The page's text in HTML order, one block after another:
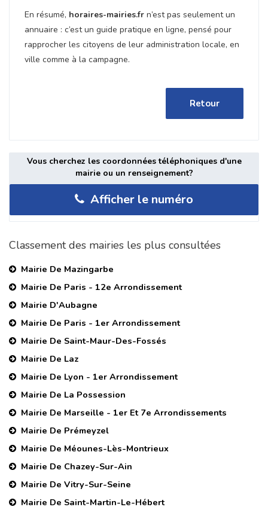
En résumé, horaires-mairies.fr n’est pas seulement un
annuaire : c’est un guide pratique en ligne, pensé pour
rapprocher les citoyens de leur administration locale, en
ville comme à la campagne.
Retour
Vous cherchez les coordonnées téléphoniques d'une
mairie ou un renseignement?
Afficher le numéro
Classement des mairies les plus consultées
Mairie De Mazingarbe
Mairie De Paris - 12e Arrondissement
Mairie D'Aubagne
Mairie De Paris - 1er Arrondissement
Mairie De Saint-Maur-Des-Fossés
Mairie De Laz
Mairie De Lyon - 1er Arrondissement
Mairie De La Possession
Mairie De Marseille - 1er Et 7e Arrondissements
Mairie De Prémeyzel
Mairie De Méounes-Lès-Montrieux
Mairie De Chazey-Sur-Ain
Mairie De Vitry-Sur-Seine
Mairie De Saint-Martin-Le-Hébert